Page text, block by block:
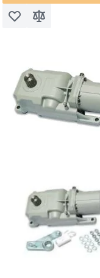
Voeg toe aan
Toevoegen om